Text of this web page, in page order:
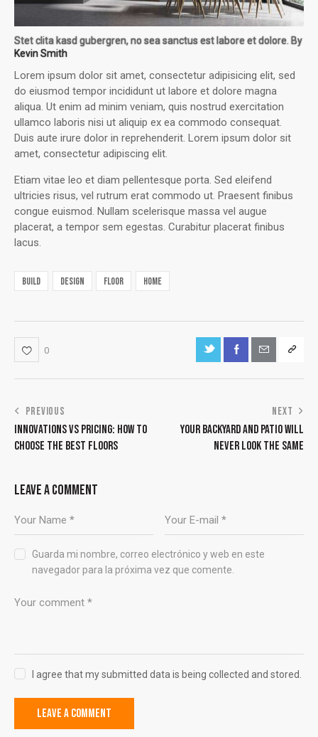
Stet clita kasd gubergren, no sea sanctus est labore et dolore. By
Kevin Smith
Lorem ipsum dolor sit amet, consectetur adipisicing elit, sed
do eiusmod tempor incididunt ut labore et dolore magna
aliqua. Ut enim ad minim veniam, quis nostrud exercitation
ullamco laboris nisi ut aliquip ex ea commodo consequat.
Duis aute irure dolor in reprehenderit. Lorem ipsum dolor sit
amet, consectetur adipiscing elit.
Etiam vitae leo et diam pellentesque porta. Sed eleifend
ultricies risus, vel rutrum erat commodo ut. Praesent finibus
congue euismod. Nullam scelerisque massa vel augue
placerat, a tempor sem egestas. Curabitur placerat finibus
lacus.
build design floor home
0
PREVIOUS
INNOVATIONS VS PRICING: HOW TO
CHOOSE THE BEST FLOORS
NEXT
YOUR BACKYARD AND PATIO WILL
NEVER LOOK THE SAME
LEAVE A COMMENT
Guarda mi nombre, correo electrónico y web en este
navegador para la próxima vez que comente.
I agree that my submitted data is being collected and stored.